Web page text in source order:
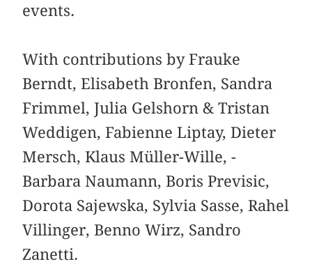
events.
With contributions by Frauke
Berndt, Elisabeth Bronfen, Sandra
Frimmel, Julia Gelshorn & Tristan
Weddigen, Fabienne Liptay, Dieter
Mersch, Klaus Müller-Wille, ­
Barbara Naumann, Boris Previsic,
Dorota Sajewska, ­Sylvia Sasse, Rahel
Villinger, Benno Wirz, Sandro
Zanetti.